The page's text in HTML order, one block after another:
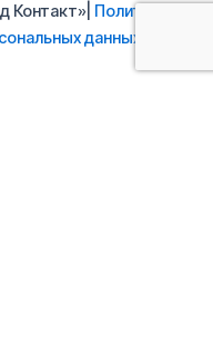
Контакт»| Политика в
данных